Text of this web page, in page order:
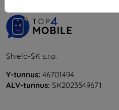
Shield-SK s.r.o.
Y-tunnus: 46701494
ALV-tunnus: SK2023549671